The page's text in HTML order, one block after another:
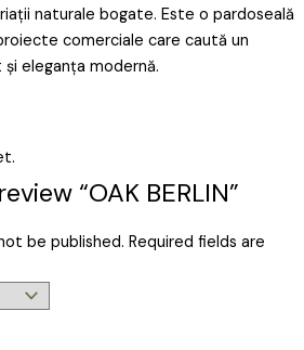
naturale bogate. Este o pardoseală
comerciale care caută un
eleganța modernă.
“OAK BERLIN”
be published. Required fields are